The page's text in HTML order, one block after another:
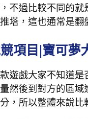
不過比較不同的
塔，這也通常是翻
項目|寶可夢
遊戲大家不知道
然後到對方的區
，所以整體來說